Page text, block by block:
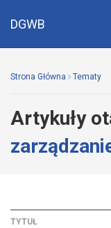
DGWB
Strona Główna Tematy
Artykuły
TYTUŁ